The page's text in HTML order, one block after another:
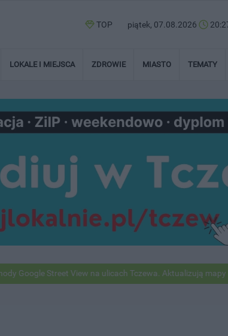
TOP piątek, 07.08.2026
LOKALE I MIEJSCA ZDROWIE MIASTO TEMATY
Google Street View na ulicach Tczewa. Aktualizują mapy